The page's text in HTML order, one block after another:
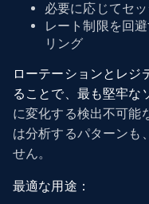
必要に応じてセ
レート制限を回
リング
ローテーションとレジ
ることで、最も堅牢な
に変化する検出不可能
は分析するパターンも
せん。
最適な用途：